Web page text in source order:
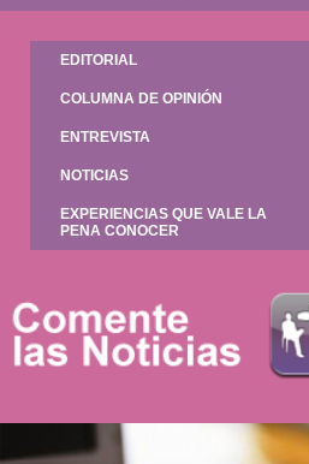
EDITORIAL
COLUMNA DE OPINIÓN
ENTREVISTA
NOTICIAS
EXPERIENCIAS QUE VALE LA
PENA CONOCER